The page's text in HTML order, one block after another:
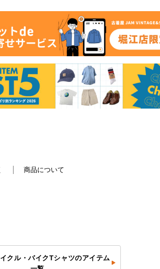
商品について
クル・バイクTシャツのアイテム